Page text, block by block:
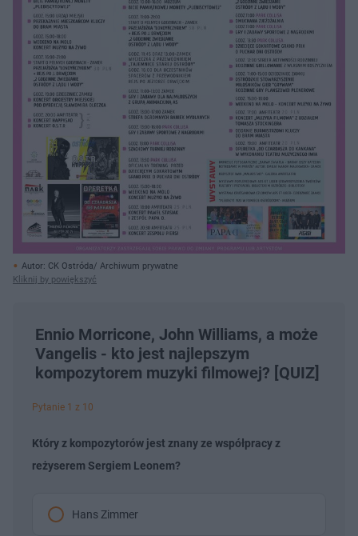
Autor: CK Ostróda/ Archiwum prywatne
Kliknij by powiększyć
Ennio Morricone, John Williams, a może
Vangelis - kto jest najlepszym
kompozytorem muzyki filmowej? [QUIZ]
Pytanie 1 z 10
Który z kompozytorów jest znany ze współpracy z
reżyserem Sergiem Leonem?
Hans Zimmer